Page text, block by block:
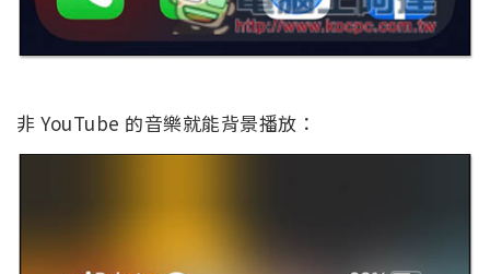
非 YouTube 的音樂就能背景播放：